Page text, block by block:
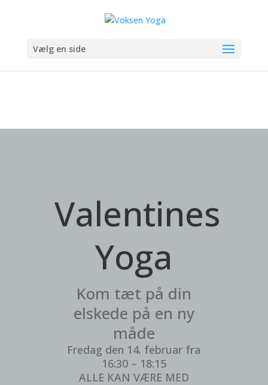
Vælg en side
Valentines
Yoga
Kom tæt på din
elskede på en ny
måde
Fredag den 14. februar fra
16:30 – 18:15
ALLE KAN VÆRE MED